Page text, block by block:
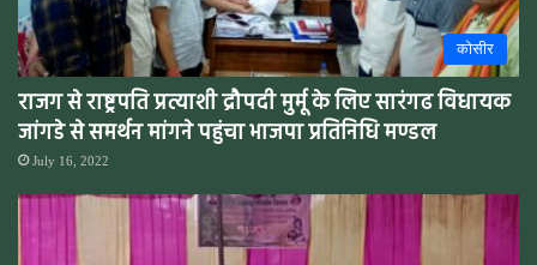
कोसीर
राजग से राष्ट्रपति प्रत्याशी द्रौपदी मुर्मू के लिए सारंगढ विधायक
जांगडे से समर्थन मांगने पहुंचा भाजपा प्रतिनिधि मण्डल
July 16, 2022